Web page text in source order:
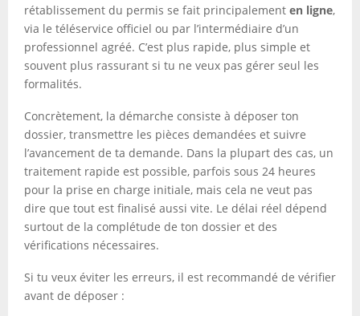
rétablissement du permis se fait principalement en ligne,
via le téléservice officiel ou par l’intermédiaire d’un
professionnel agréé. C’est plus rapide, plus simple et
souvent plus rassurant si tu ne veux pas gérer seul les
formalités.
Concrètement, la démarche consiste à déposer ton
dossier, transmettre les pièces demandées et suivre
l’avancement de ta demande. Dans la plupart des cas, un
traitement rapide est possible, parfois sous 24 heures
pour la prise en charge initiale, mais cela ne veut pas
dire que tout est finalisé aussi vite. Le délai réel dépend
surtout de la complétude de ton dossier et des
vérifications nécessaires.
Si tu veux éviter les erreurs, il est recommandé de vérifier
avant de déposer :